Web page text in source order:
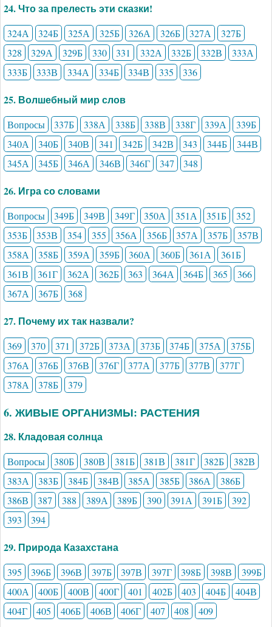
24. Что за прелесть эти сказки!
324А 324Б 325А 325Б 326А 326Б 327А
327Б
328
329А 329Б 330 331 332А 332Б 332В
333А
333Б
333В 334А 334Б 334В 335 336
25. Волшебный мир слов
Вопросы 337Б 338А 338Б 338В 338Г 339А
339Б
340А
340Б 340В 341 342Б 342В 343 344Б
344В
345А
345Б 346А 346В 346Г 347 348
26. Игра со словами
Вопросы 349Б 349В 349Г 350А 351А 351Б
352
353Б
353В 354 355 356А 356Б 357А 357Б
357В
358А
358Б 359А 359Б 360А 360Б 361А
361Б
361В
361Г 362А 362Б 363 364А 364Б 365
366
367А
367Б 368
27. Почему их так назвали?
369 370 371 372Б 373А 373Б 374Б 375А
375Б
376А
376Б 376В 376Г 377А 377Б 377В
377Г
378А
378Б 379
6. ЖИВЫЕ ОРГАНИЗМЫ: РАСТЕНИЯ
28. Кладовая солнца
Вопросы 380Б 380В 381Б 381В 381Г 382Б
382В
383А
383Б 384Б 384В 385А 385Б 386А
386Б
386В
387 388 389А 389Б 390 391А 391Б
392
393
394
29. Природа Казахстана
395 396Б 396В 397Б 397В 397Г 398Б 398В
399Б
400А
400Б 400В 400Г 401 402Б 403 404Б
404В
404Г
405 406Б 406В 406Г 407 408 409